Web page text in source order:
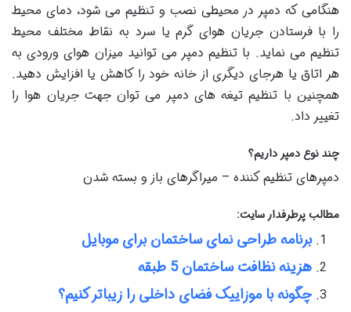
هنگامی که دمپر در محیطی نصب و تنظیم می‌ شود، دمای محیط
را با فرستادن جریان هوای گرم یا سرد به نقاط مختلف محیط
تنظیم می ‌نماید. با تنظیم دمپر می توانید میزان هوای ورودی به
هر اتاق یا هرجای دیگری از خانه خود را کاهش یا افزایش دهید.
همچنین با تنظیم تیغه های دمپر می‌ توان جهت جریان هوا را
تغییر داد.
چند نوع دمپر داریم؟
دمپرهای تنظیم کننده – میراگرهای باز و بسته شدن
مطالب پرطرفدار سایت:
برنامه طراحی نمای ساختمان برای موبایل
هزینه نظافت ساختمان 5 طبقه
چگونه با موزاییک فضای داخلی را زیباتر کنیم؟